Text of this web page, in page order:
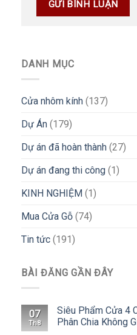
DANH MỤC
Cửa nhôm kính (137)
Dự Án (179)
Dự án đã hoàn thành (27)
Dự án đang thi công (1)
KINH NGHIỆM (1)
Mua Cửa Gỗ (74)
Tin tức (191)
BÀI ĐĂNG GẦN ĐÂY
07
Th8
Siêu Phẩm Cửa 4
Phân Chia Không